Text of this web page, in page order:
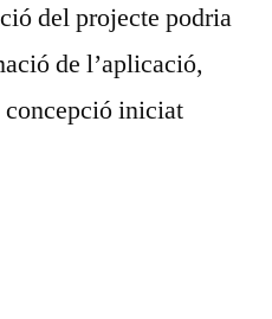
del projecte podria
de l’aplicació,
iniciat